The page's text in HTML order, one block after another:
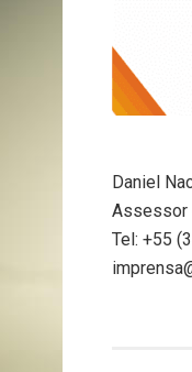
Daniel
Assessor
Tel: +55